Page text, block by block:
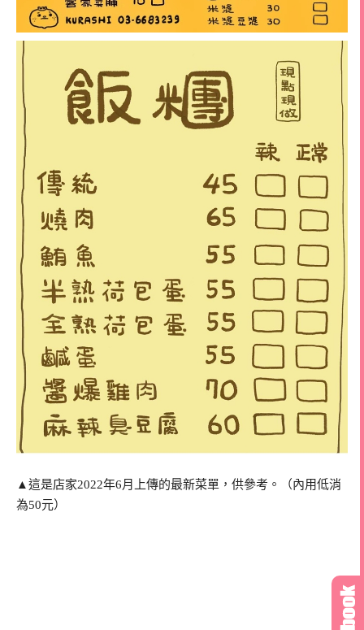
▲這是店家2022年6月上傳的最新菜單，供參考。（內用低消
為50元）